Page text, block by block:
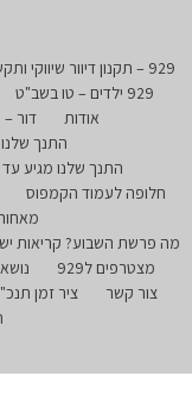
929 – תקנון דיוור שיווקי ותקשורת דיגיטלית
929 ילדים – טו בשב"ט
אודות
דור –
התנך
התנך שלנו מגיע
חלופה לעמוד הקמפוס
מה פרשת השבוע? קריאות
מצטרפים ל929
צור קשר
ציר זמן